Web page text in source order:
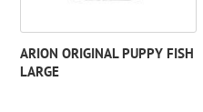
ARION ORIGINAL PUPPY FISH
LARGE